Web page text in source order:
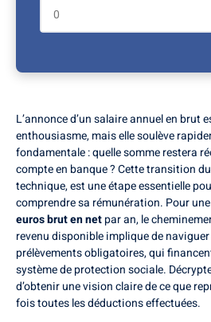
L’annonce d’un salaire annuel en brut
enthousiasme, mais elle soulève
fondamentale : quelle somme restera
compte en banque ? Cette transition
technique, est une étape essentielle
comprendre sa rémunération. Pour
euros brut en netpar an, le
revenu disponible implique de
prélèvements obligatoires, qui
système de protection sociale.
d’obtenir une vision claire de ce que
fois toutes les déductions effectuées.